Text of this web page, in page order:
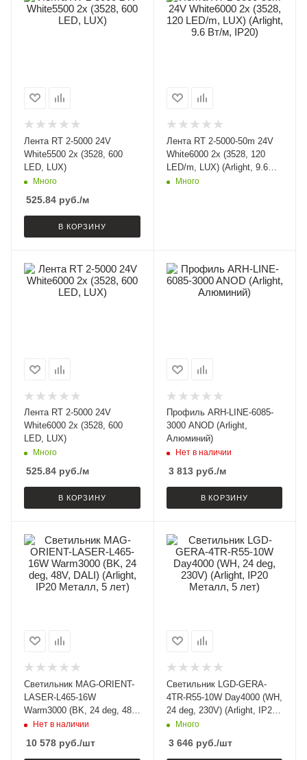
Лента RT 2-5000 24V
White5500 2x (3528, 600
LED, LUX)
Много
525.84 руб./м
В КОРЗИНУ
Лента RT 2-5000-50m 24V
White6000 2x (3528, 120
LED/m, LUX) (Arlight, 9.6
Вт/м, IP20)
Много
Лента RT 2-5000 24V
White6000 2x (3528, 600
LED, LUX)
Много
525.84 руб./м
В КОРЗИНУ
Профиль ARH-LINE-6085-
3000 ANOD (Arlight,
Алюминий)
Нет в наличии
3 813руб./м
В КОРЗИНУ
Светильник MAG-ORIENT-
LASER-L465-16W
Warm3000 (BK, 24 deg, 48V,
DALI) (Arlight, IP20 Металл,
Нет в наличии
10 578 руб./шт
Светильник LGD-GERA-
4TR-R55-10W Day4000 (WH,
24 deg, 230V) (Arlight, IP20
Металл, 5 лет)
Много
3 646руб./шт